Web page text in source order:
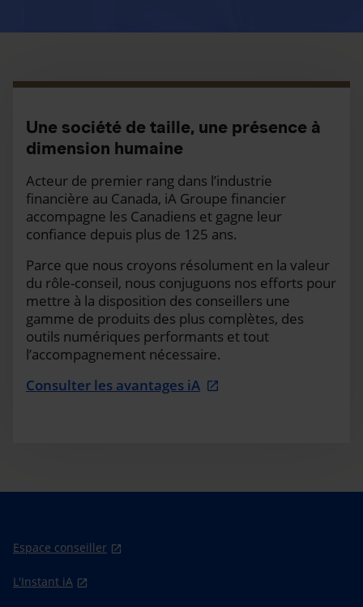
Une société de taille, une présence à
dimension humaine
Acteur de premier rang dans l’industrie
financière au Canada, iA Groupe financier
accompagne les Canadiens et gagne leur
confiance depuis plus de 125 ans.
Parce que nous croyons résolument en la valeur
du rôle-conseil, nous conjuguons nos efforts pour
mettre à la disposition des conseillers une
gamme de produits des plus complètes, des
outils numériques performants et tout
l’accompagnement nécessaire.
Consulter les avantages iA
Espace conseiller
L'Instant iA